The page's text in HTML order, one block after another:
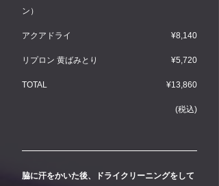
ン）
アクアドライ ¥8,140
リプロン 黄ばみとり ¥5,720
TOTAL ¥13,860
(税込)
脇に汗をかいた後、ドライクリーニングをして